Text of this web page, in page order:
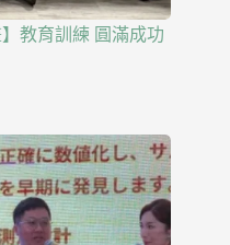
教育訓練 圓滿成功